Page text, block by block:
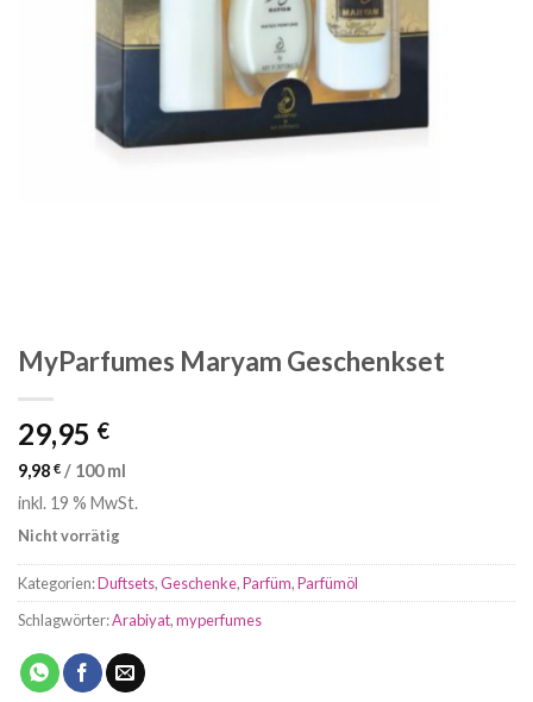
MyParfumes Maryam Geschenkset
29,95 €
9,98 € / 100 ml
inkl. 19 % MwSt.
Nicht vorrätig
Kategorien:Duftsets,Geschenke,Parfüm,Parfümöl
Schlagwörter:Arabiyat,myperfumes